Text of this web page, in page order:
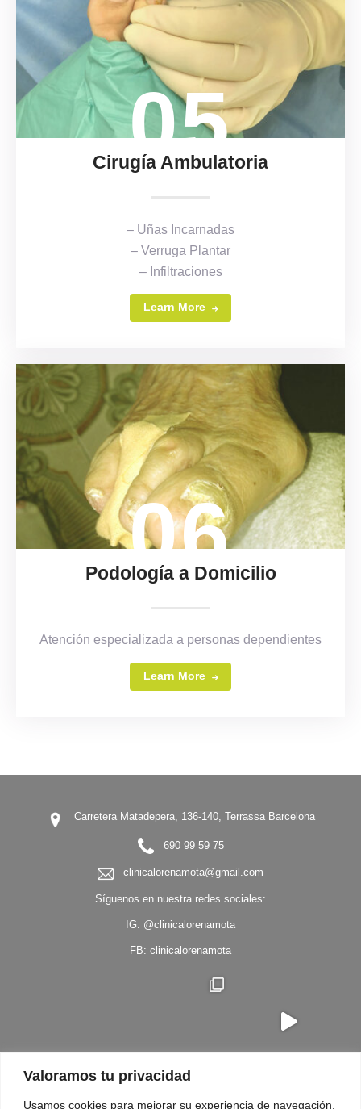
Valoramos tu privacidad
Usamos cookies para mejorar su experiencia de navegación,
05
Cirugía Ambulatoria
– Uñas Incarnadas
– Verruga Plantar
– Infiltraciones
Learn More
06
Podología a Domicilio
Atención especializada a personas dependientes
Learn More
Carretera Matadepera, 136-140, Terrassa Barcelona
690 99 59 75
clinicalorenamota@gmail.com
Síguenos en nuestra redes sociales:
IG: @clinicalorenamota
FB: clinicalorenamota
Síguenos en Instagram